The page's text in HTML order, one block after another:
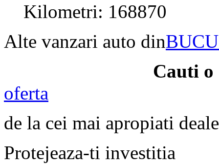
Kilometri: 168870
Alte vanzari auto din
Cauti o
oferta
de la cei mai apropiati
Protejeaza-ti investitia